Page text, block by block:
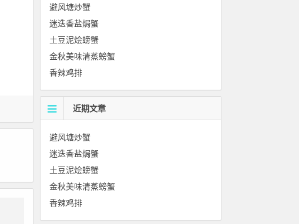
避风塘炒蟹
迷迭香盐焗蟹
土豆泥烩螃蟹
金秋美味清蒸螃蟹
香辣鸡排
近期文章
避风塘炒蟹
迷迭香盐焗蟹
土豆泥烩螃蟹
金秋美味清蒸螃蟹
香辣鸡排